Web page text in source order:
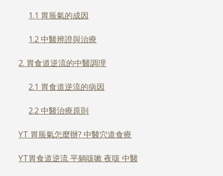
1.1 胃脹氣的成因
1.2 中醫辨證與治療
2. 胃食道逆流的中醫調理
2.1 胃食道逆流的病因
2.2 中醫治療原則
YT 胃脹氣怎麼辦? 中醫穴道食療
YT胃食道逆流 平躺咳嗽 夜咳 中醫